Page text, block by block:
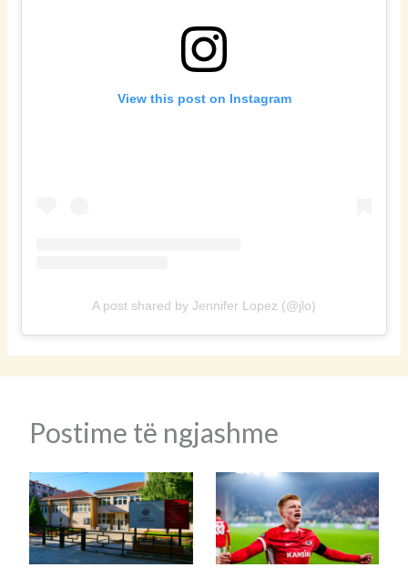
View this post on Instagram
A post shared by Jennifer Lopez (@jlo)
Postime të ngjashme